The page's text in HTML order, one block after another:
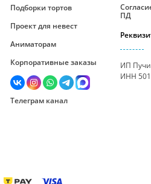
Подборки тортов
Проект для невест
Аниматорам
Корпоративные заказы
Телеграм канал
ПД
ИП
ИНН